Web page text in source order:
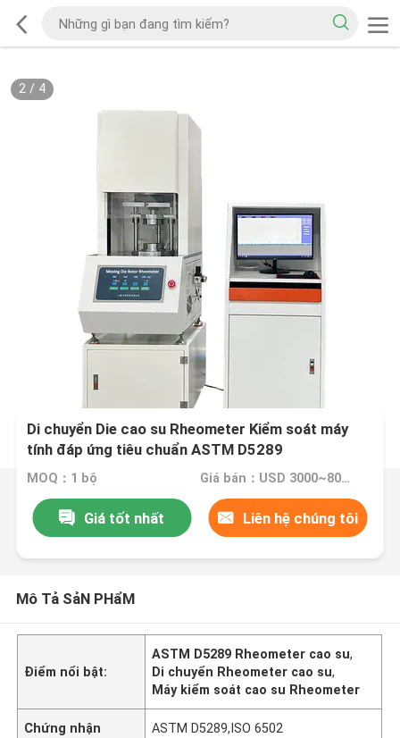
2/ 4
Di chuyển Die cao su Rheometer Kiểm soát máy
tính đáp ứng tiêu chuẩn ASTM D5289
MOQ：1 bộ Giá bán：USD 3000~8000/per set
Giá tốt nhất Liên hệ chúng tôi
Mô Tả SảN PHẩM
Điểm nổi bật:
ASTM D5289 Rheometer cao su,
Di chuyển Rheometer cao su,
Máy kiểm soát cao su Rheometer
Chứng nhận ASTM D5289,ISO 6502